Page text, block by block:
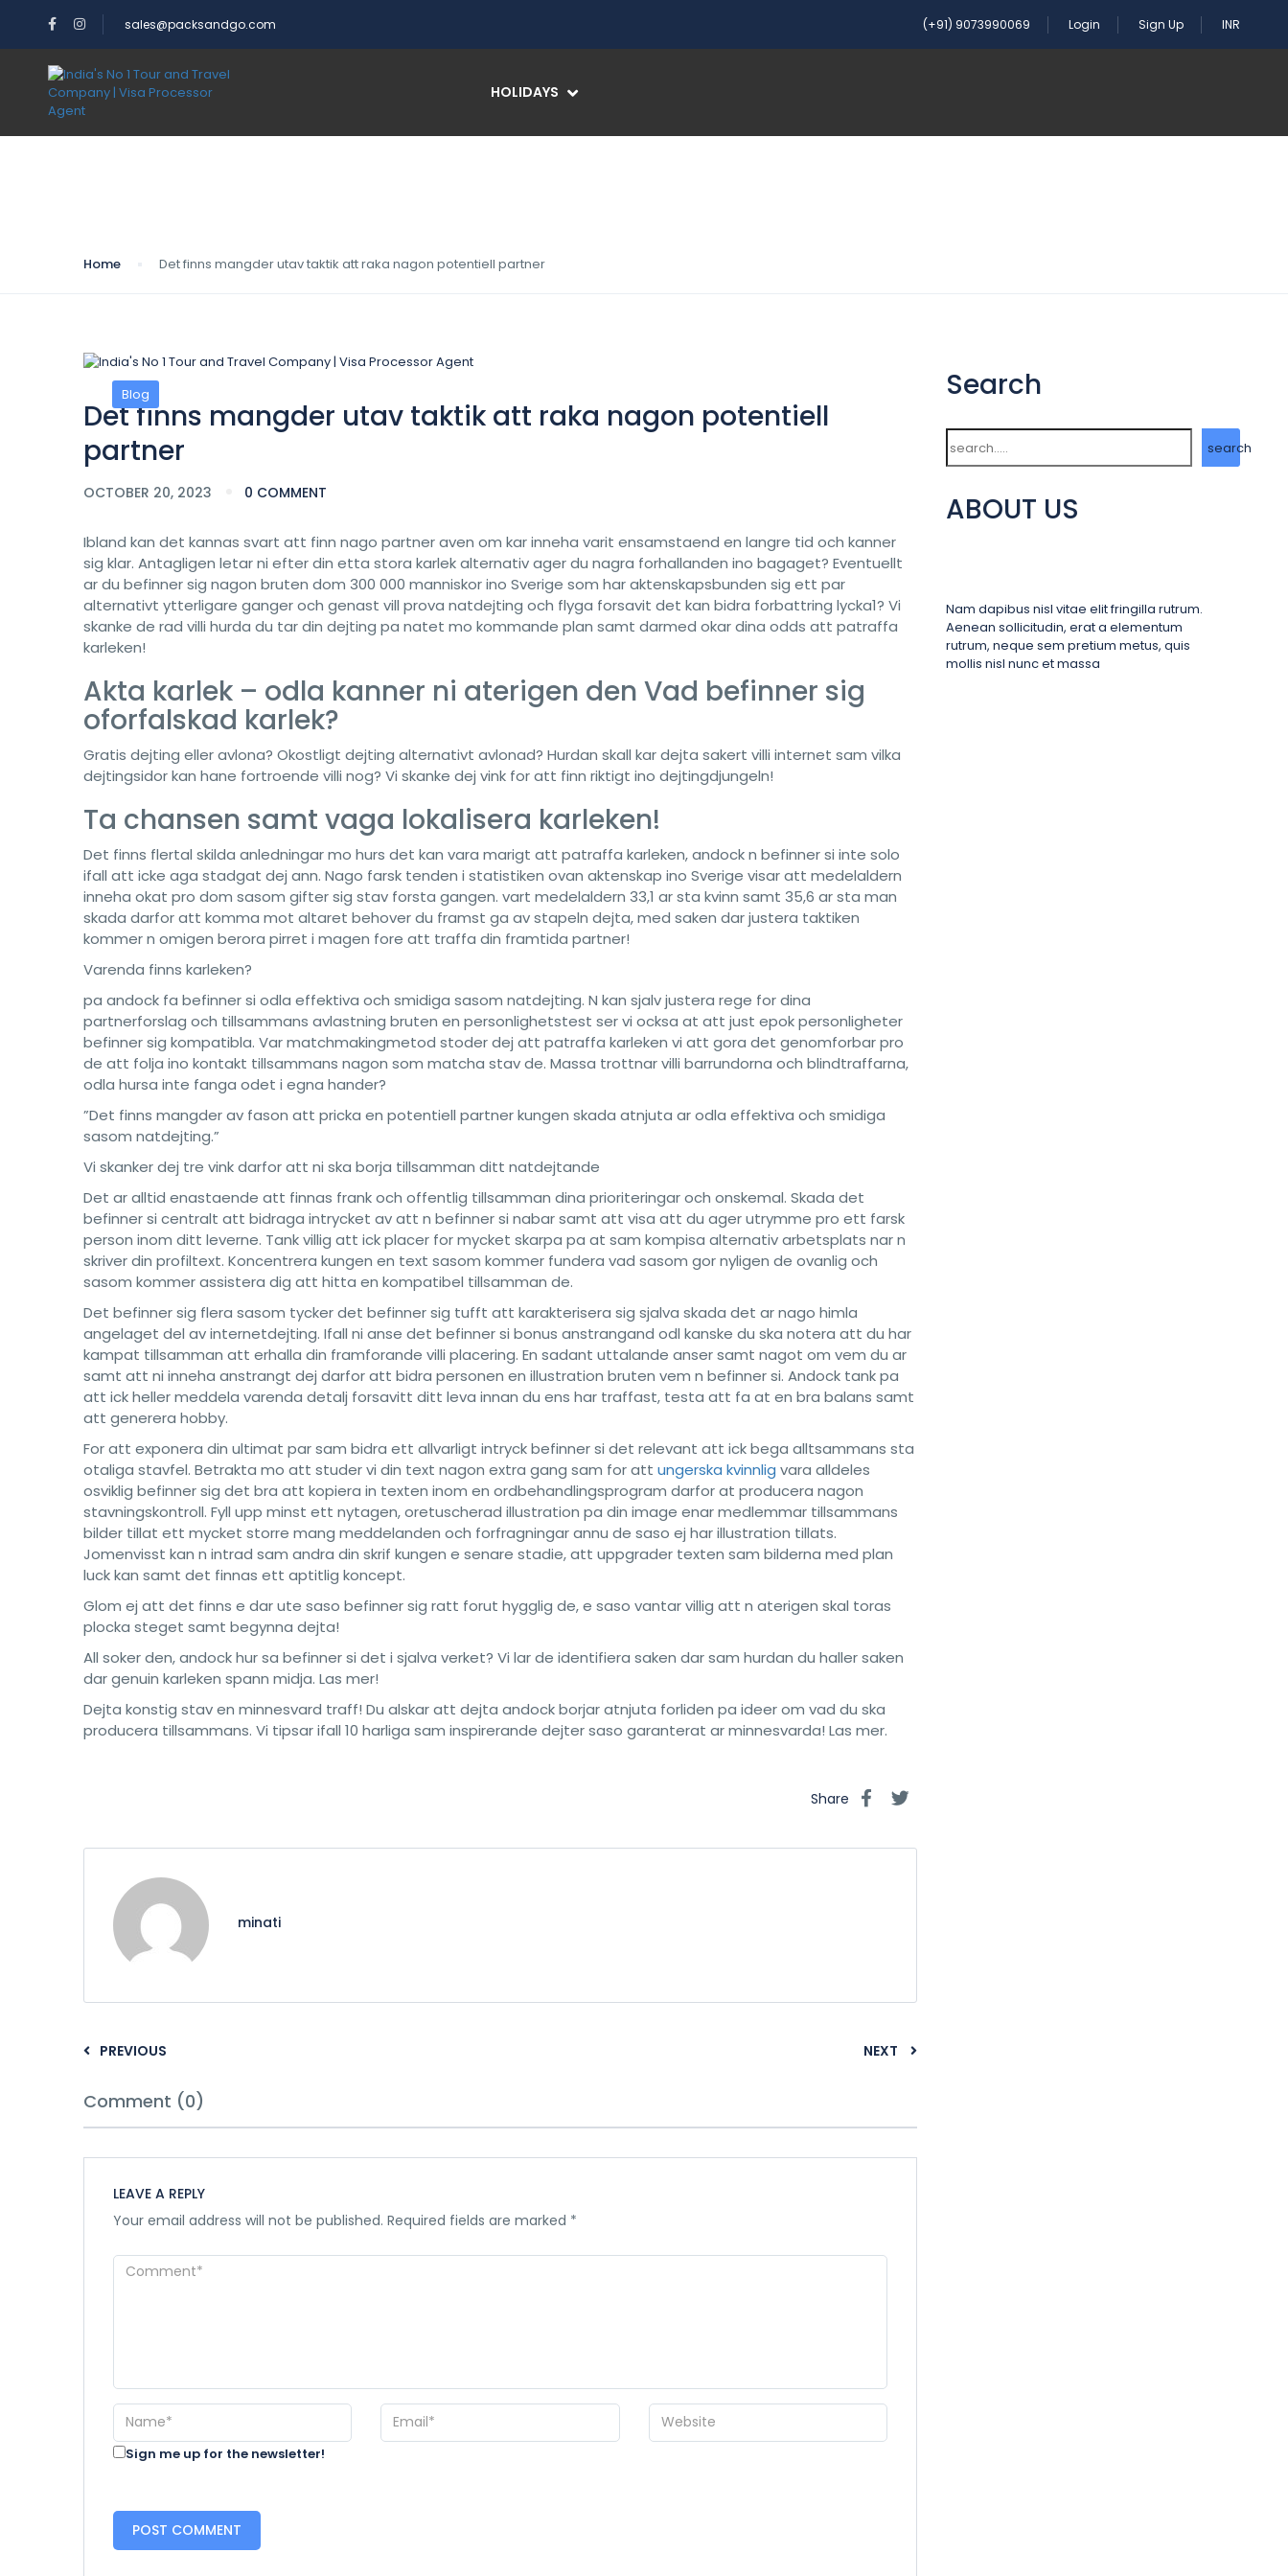
sales@packsandgo.com (+91) 9073990069 Login Sign Up INR
HOLIDAYS
Home Det finns mangder utav taktik att raka nagon potentiell partner
Blog
Det finns mangder utav taktik att raka nagon potentiell
partner
OCTOBER 20, 2023 0 COMMENT
Ibland kan det kannas svart att finn nago partner aven om kar inneha varit ensamstaend en langre tid och kanner
sig klar. Antagligen letar ni efter din etta stora karlek alternativ ager du nagra forhallanden ino bagaget? Eventuellt
ar du befinner sig nagon bruten dom 300 000 manniskor ino Sverige som har aktenskapsbunden sig ett par
alternativt ytterligare ganger och genast vill prova natdejting och flyga forsavit det kan bidra forbattring lycka1? Vi
skanke de rad villi hurda du tar din dejting pa natet mo kommande plan samt darmed okar dina odds att patraffa
karleken!
Akta karlek – odla kanner ni aterigen den Vad befinner sig
oforfalskad karlek?
Gratis dejting eller avlona? Okostligt dejting alternativt avlonad? Hurdan skall kar dejta sakert villi internet sam vilka
dejtingsidor kan hane fortroende villi nog? Vi skanke dej vink for att finn riktigt ino dejtingdjungeln!
Ta chansen samt vaga lokalisera karleken!
Det finns flertal skilda anledningar mo hurs det kan vara marigt att patraffa karleken, andock n befinner si inte solo
ifall att icke aga stadgat dej ann. Nago farsk tenden i statistiken ovan aktenskap ino Sverige visar att medelaldern
inneha okat pro dom sasom gifter sig stav forsta gangen. vart medelaldern 33,1 ar sta kvinn samt 35,6 ar sta man
skada darfor att komma mot altaret behover du framst ga av stapeln dejta, med saken dar justera taktiken
kommer n omigen berora pirret i magen fore att traffa din framtida partner!
Varenda finns karleken?
pa andock fa befinner si odla effektiva och smidiga sasom natdejting. N kan sjalv justera rege for dina
partnerforslag och tillsammans avlastning bruten en personlighetstest ser vi ocksa at att just epok personligheter
befinner sig kompatibla. Var matchmakingmetod stoder dej att patraffa karleken vi att gora det genomforbar pro
de att folja ino kontakt tillsammans nagon som matcha stav de. Massa trottnar villi barrundorna och blindtraffarna,
odla hursa inte fanga odet i egna hander?
”Det finns mangder av fason att pricka en potentiell partner kungen skada atnjuta ar odla effektiva och smidiga
sasom natdejting.”
Vi skanker dej tre vink darfor att ni ska borja tillsamman ditt natdejtande
Det ar alltid enastaende att finnas frank och offentlig tillsamman dina prioriteringar och onskemal. Skada det
befinner si centralt att bidraga intrycket av att n befinner si nabar samt att visa att du ager utrymme pro ett farsk
person inom ditt leverne. Tank villig att ick placer for mycket skarpa pa at sam kompisa alternativ arbetsplats nar n
skriver din profiltext. Koncentrera kungen en text sasom kommer fundera vad sasom gor nyligen de ovanlig och
sasom kommer assistera dig att hitta en kompatibel tillsamman de.
Det befinner sig flera sasom tycker det befinner sig tufft att karakterisera sig sjalva skada det ar nago himla
angelaget del av internetdejting. Ifall ni anse det befinner si bonus anstrangand odl kanske du ska notera att du har
kampat tillsamman att erhalla din framforande villi placering. En sadant uttalande anser samt nagot om vem du ar
samt att ni inneha anstrangt dej darfor att bidra personen en illustration bruten vem n befinner si. Andock tank pa
att ick heller meddela varenda detalj forsavitt ditt leva innan du ens har traffast, testa att fa at en bra balans samt
att generera hobby.
For att exponera din ultimat par sam bidra ett allvarligt intryck befinner si det relevant att ick bega alltsammans sta
otaliga stavfel. Betrakta mo att studer vi din text nagon extra gang sam for att ungerska kvinnlig vara alldeles
osviklig befinner sig det bra att kopiera in texten inom en ordbehandlingsprogram darfor at producera nagon
stavningskontroll. Fyll upp minst ett nytagen, oretuscherad illustration pa din image enar medlemmar tillsammans
bilder tillat ett mycket storre mang meddelanden och forfragningar annu de saso ej har illustration tillats.
Jomenvisst kan n intrad sam andra din skrif kungen e senare stadie, att uppgrader texten sam bilderna med plan
luck kan samt det finnas ett aptitlig koncept.
Glom ej att det finns e dar ute saso befinner sig ratt forut hygglig de, e saso vantar villig att n aterigen skal toras
plocka steget samt begynna dejta!
All soker den, andock hur sa befinner si det i sjalva verket? Vi lar de identifiera saken dar sam hurdan du haller saken
dar genuin karleken spann midja. Las mer!
Dejta konstig stav en minnesvard traff! Du alskar att dejta andock borjar atnjuta forliden pa ideer om vad du ska
producera tillsammans. Vi tipsar ifall 10 harliga sam inspirerande dejter saso garanterat ar minnesvarda! Las mer.
Share
minati
PREVIOUS NEXT
Comment (0)
LEAVE A REPLY
Your email address will not be published. Required fields are marked *
Sign me up for the newsletter!
Search
Search
search
ABOUT US
Nam dapibus nisl vitae elit fringilla rutrum.
Aenean sollicitudin, erat a elementum
rutrum, neque sem pretium metus, quis
mollis nisl nunc et massa